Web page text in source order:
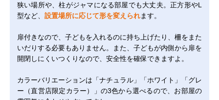
狭い場所や、柱がジャマになる部屋でも大丈夫。正方形やL
型など、 設置場所に応じて形を変えられます。
扉付きなので、子どもを入れるのに持ち上げたり、柵をまた
いだりする必要もありません。また、子どもが内側から扉を
開閉しにくいつくりなので、安全性を確保できますよ。
カラーバリエーションは「ナチュラル」「ホワイト」「グレ
ー（直営店限定カラー）」の3色から選べるので、お部屋の